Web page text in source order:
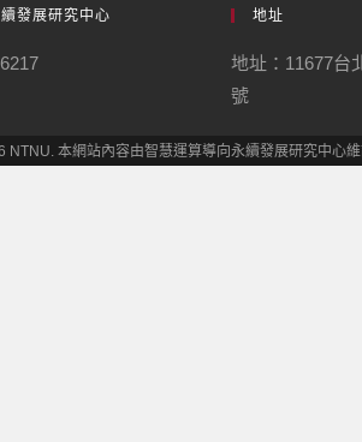
發展研究中心 地址
地址：11677台
號
本網站內容由智慧運算導向永續發展研究中心維